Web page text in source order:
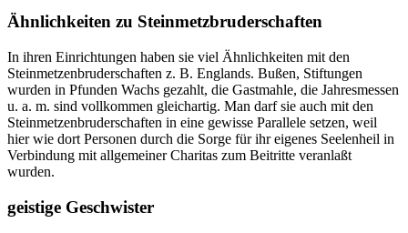
Ähnlichkeiten zu Steinmetzbruderschaften
In ihren Einrichtungen haben sie viel Ähnlichkeiten mit den
Steinmetzenbruderschaften z. B. Englands. Bußen, Stiftungen
wurden in Pfunden Wachs gezahlt, die Gastmahle, die Jahresmessen
u. a. m. sind vollkommen gleichartig. Man darf sie auch mit den
Steinmetzenbruderschaften in eine gewisse Parallele setzen, weil
hier wie dort Personen durch die Sorge für ihr eigenes Seelenheil in
Verbindung mit allgemeiner Charitas zum Beitritte veranlaßt
wurden.
geistige Geschwister